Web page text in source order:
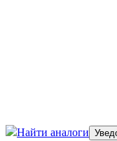
Найти аналоги